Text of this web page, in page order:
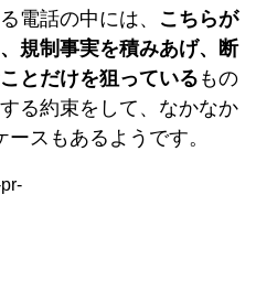
電話の中には、 こちらが
規制事実を積みあげ、断
とだけを狙っている もの
る約束をして、なかなか
スもあるようです。